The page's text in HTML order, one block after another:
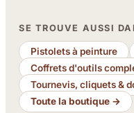
SE TROUVE AUSSI
Pistolets à peinture
Coffrets d'outils
Tournevis, cliquets &
Toute la boutique →